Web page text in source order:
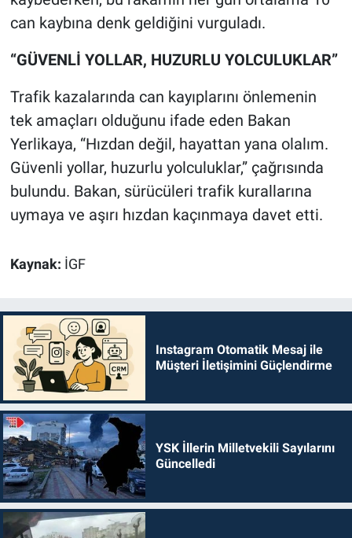
can kaybına denk geldiğini vurguladı.
“GÜVENLİ YOLLAR, HUZURLU YOLCULUKLAR”
Trafik kazalarında can kayıplarını önlemenin
tek amaçları olduğunu ifade eden Bakan
Yerlikaya, “Hızdan değil, hayattan yana olalım.
Güvenli yollar, huzurlu yolculuklar,” çağrısında
bulundu. Bakan, sürücüleri trafik kurallarına
uymaya ve aşırı hızdan kaçınmaya davet etti.
Kaynak: İGF
Instagram Otomatik Mesaj ile
Müşteri İletişimini Güçlendirme
YSK İllerin Milletvekili Sayılarını
Güncelledi